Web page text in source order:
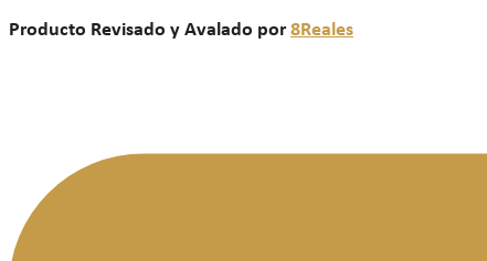
Producto Revisado y Avalado por8Reales